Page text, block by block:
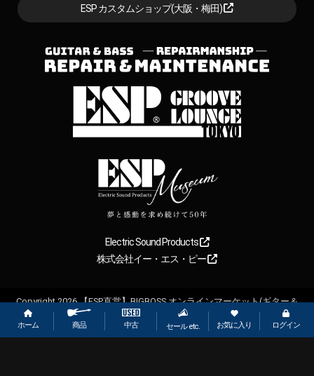
ホーム 商品 中古 セール etc. お気に入り ログイン
ESP カスタムショップ(大阪・梅田)
Electric Sound Products
株式会社イー・エス・ピー
Copyright2026【ESP直営】BIGBOSS オンラインマーケット(ギター＆
ベース). All rights reserved.